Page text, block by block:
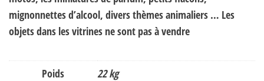
mignonnettes d’alcool, divers thèmes animaliers … Les
objets dans les vitrines ne sont pas à vendre
Poids 22 kg